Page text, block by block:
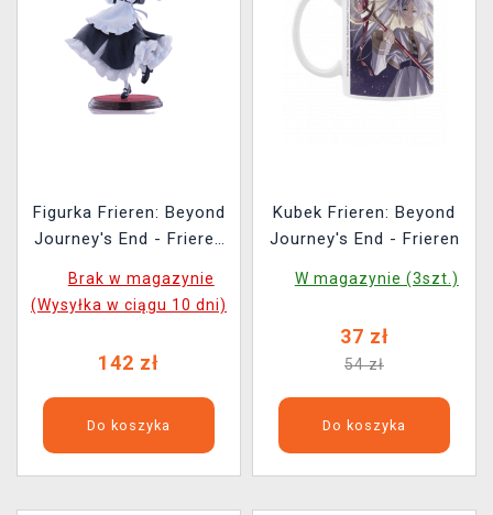
Figurka Frieren: Beyond
Journey's End - Frieren
Brak w magazynie
(Wysyłka w ciągu 10 dni)
142 zł
Do koszyka
Kubek Frieren: Beyond
Journey's End - Frieren
W magazynie (3szt.)
37 zł
54 zł
Do koszyka